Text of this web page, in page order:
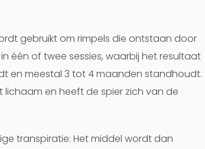
gebruikt om rimpels die ontstaan door
één of twee sessies, waarbij het resultaat
en meestal 3 tot 4 maanden standhoudt.
en heeft de spier zich van de
transpiratie: Het middel wordt dan